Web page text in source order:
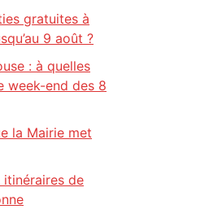
gratuites à
9 août ?
: à quelles
week-end des 8
la Mairie met
itinéraires de